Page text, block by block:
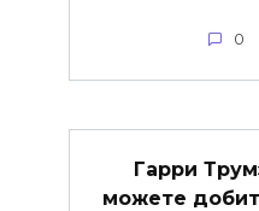
0
Гарри
можете